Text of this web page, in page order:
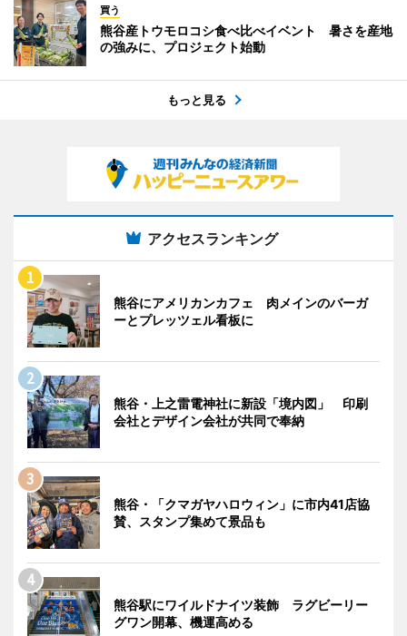
買う
熊谷産トウモロコシ食べ比べイベント 暑さを産地
の強みに、プロジェクト始動
もっと見る
アクセスランキング
熊谷にアメリカンカフェ 肉メインのバーガ
ーとプレッツェル看板に
熊谷・上之雷電神社に新設「境内図」 印刷
会社とデザイン会社が共同で奉納
熊谷・「クマガヤハロウィン」に市内41店協
賛、スタンプ集めて景品も
熊谷駅にワイルドナイツ装飾 ラグビーリー
グワン開幕、機運高める